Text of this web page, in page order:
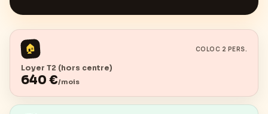
🏠 COLOC 2 PERS.
Loyer T2 (hors centre)
640 €/mois